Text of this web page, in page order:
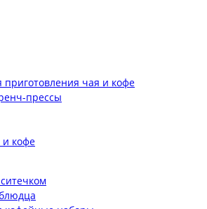
приготовления чая и кофе
прессы
и кофе